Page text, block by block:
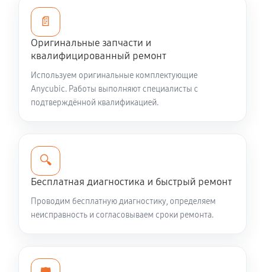
📄
Оригинальные запчасти и
квалифицированный ремонт
Используем оригинальные комплектующие
Anycubic. Работы выполняют специалисты с
подтверждённой квалификацией.
🔍
Бесплатная диагностика и быстрый ремонт
Проводим бесплатную диагностику, определяем
неисправность и согласовываем сроки ремонта.